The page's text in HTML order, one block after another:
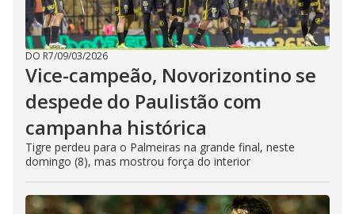
DO R7/09/03/2026
Vice-campeão, Novorizontino se
despede do Paulistão com
campanha histórica
Tigre perdeu para o Palmeiras na grande final, neste
domingo (8), mas mostrou força do interior